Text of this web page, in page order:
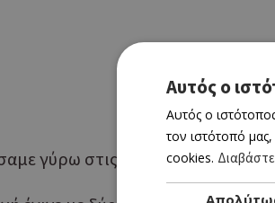
γύρω στις 11:00 με σκοπό να
Αυτός ο
Αυτός ο
τον ιστότοπό
cookies.